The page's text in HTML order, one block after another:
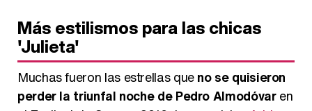
Más estilismos para las chicas
'Julieta'
Muchas fueron las estrellas queno se quisieron
perder la triunfal noche de Pedro Almodóvaren